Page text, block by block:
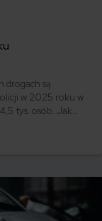
drogach są
w 2025 roku w
tys. osób. Jak